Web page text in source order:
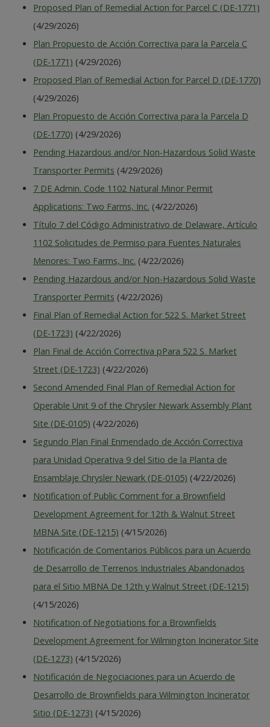
Proposed Plan of Remedial Action for Parcel C (DE-1771)
(4/29/2026)
Plan Propuesto de Acción Correctiva para la Parcela C
(DE-1771) (4/29/2026)
Proposed Plan of Remedial Action for Parcel D (DE-1770)
(4/29/2026)
Plan Propuesto de Acción Correctiva para la Parcela D
(DE-1770) (4/29/2026)
Pending Hazardous and/or Non-Hazardous Solid Waste
Transporter Permits (4/29/2026)
7 DE Admin. Code 1102 Natural Minor Permit
Applications: Two Farms, Inc. (4/22/2026)
Título 7 del Código Administrativo de Delaware, Artículo
1102 Solicitudes de Permiso para Fuentes Naturales
Menores: Two Farms, Inc. (4/22/2026)
Pending Hazardous and/or Non-Hazardous Solid Waste
Transporter Permits (4/22/2026)
Final Plan of Remedial Action for 522 S. Market Street
(DE-1723) (4/22/2026)
Plan Final de Acción Correctiva pPara 522 S. Market
Street (DE-1723) (4/22/2026)
Second Amended Final Plan of Remedial Action for
Operable Unit 9 of the Chrysler Newark Assembly Plant
Site (DE-0105) (4/22/2026)
Segundo Plan Final Enmendado de Acción Correctiva
para Unidad Operativa 9 del Sitio de la Planta de
Ensamblaje Chrysler Newark (DE-0105) (4/22/2026)
Notification of Public Comment for a Brownfield
Development Agreement for 12th & Walnut Street
MBNA Site (DE-1215) (4/15/2026)
Notificación de Comentarios Públicos para un Acuerdo
de Desarrollo de Terrenos Industriales Abandonados
para el Sitio MBNA De 12th y Walnut Street (DE-1215)
(4/15/2026)
Notification of Negotiations for a Brownfields
Development Agreement for Wilmington Incinerator Site
(DE-1273) (4/15/2026)
Notificación de Negociaciones para un Acuerdo de
Desarrollo de Brownfields para Wilmington Incinerator
Sitio (DE-1273) (4/15/2026)